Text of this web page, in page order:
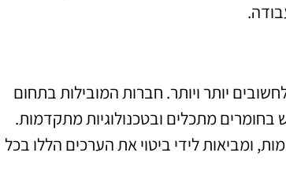
יותר ויותר. חברות המובילות בתחום
מתכלים ובטכנולוגיות מתקדמות.
ומביאות לידי ביטוי את הערכים הללו בכל